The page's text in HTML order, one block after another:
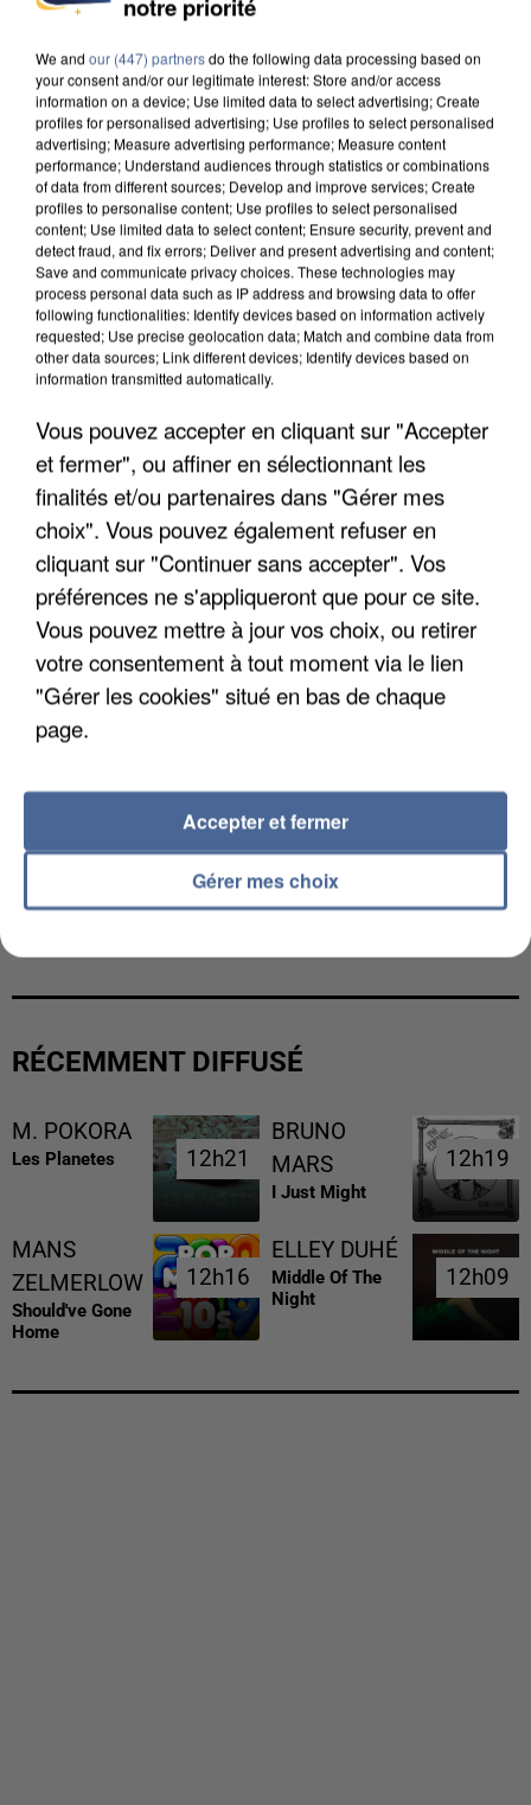
DE SOLIDARITÉ AVEC LES...
APRÈS TOUTES CES CANICULES, LES REFUGES
DE FAUNE SAUVAGE SONT...
L’UN DES FONDATEURS SUPPOSÉS DE LA DZ
RÉCEMMENT DIFFUSÉ
M. POKORA
Les Planetes 12h21
12h21
BRUNO
MARS
I Just Might
12h19
12h19
MANS
ZELMERLOW
Should've Gone
Home
12h16
12h16
ELLEY DUHÉ
Middle Of The
Night
12h09
12h09
notre priorité
We and our (447) partnersdo the following data processing based on
your consent and/or our legitimate interest: Store and/or access
information on a device; Use limited data to select advertising; Create
profiles for personalised advertising; Use profiles to select personalised
advertising; Measure advertising performance; Measure content
performance; Understand audiences through statistics or combinations
of data from different sources; Develop and improve services; Create
profiles to personalise content; Use profiles to select personalised
content; Use limited data to select content; Ensure security, prevent and
detect fraud, and fix errors; Deliver and present advertising and content;
Save and communicate privacy choices. These technologies may
process personal data such as IP address and browsing data to offer
following functionalities: Identify devices based on information actively
requested; Use precise geolocation data; Match and combine data from
other data sources; Link different devices; Identify devices based on
information transmitted automatically.
Vous pouvez accepter en cliquant sur "Accepter
et fermer", ou affiner en sélectionnant les
finalités et/ou partenaires dans "Gérer mes
choix". Vous pouvez également refuser en
cliquant sur "Continuer sans accepter". Vos
préférences ne s'appliqueront que pour ce site.
Vous pouvez mettre à jour vos choix, ou retirer
votre consentement à tout moment via le lien
"Gérer les cookies" situé en bas de chaque
page.
Gérer mes choix
Accepter et fermer